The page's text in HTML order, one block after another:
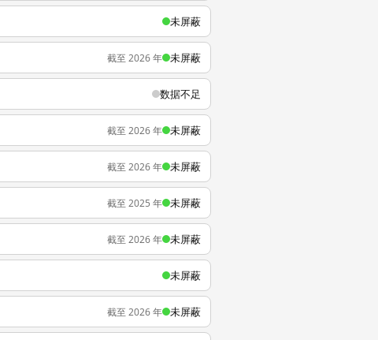
未屏蔽
截至 2026 年 未屏蔽
数据不足
截至 2026 年 未屏蔽
截至 2026 年 未屏蔽
截至 2025 年 未屏蔽
截至 2026 年 未屏蔽
未屏蔽
截至 2026 年 未屏蔽